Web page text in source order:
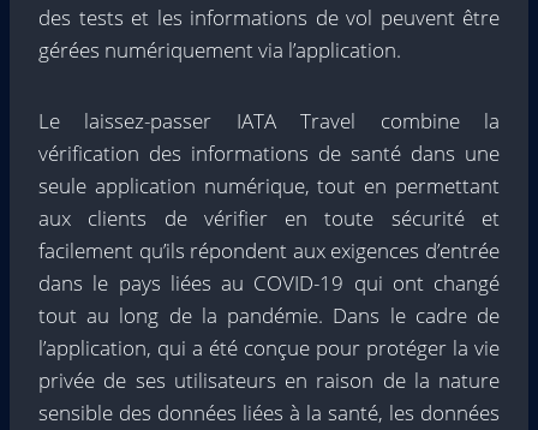
des tests et les informations de vol peuvent être
gérées numériquement via l’application.
Le laissez-passer IATA Travel combine la
vérification des informations de santé dans une
seule application numérique, tout en permettant
aux clients de vérifier en toute sécurité et
facilement qu’ils répondent aux exigences d’entrée
dans le pays liées au COVID-19 qui ont changé
tout au long de la pandémie. Dans le cadre de
l’application, qui a été conçue pour protéger la vie
privée de ses utilisateurs en raison de la nature
sensible des données liées à la santé, les données